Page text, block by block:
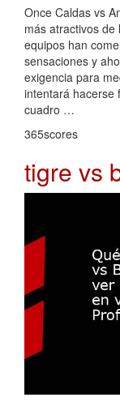
Once Caldas vs
más atractivos de
equipos han
sensaciones y
exigencia para
intentará hacerse
cuadro …
365scores
tigre vs